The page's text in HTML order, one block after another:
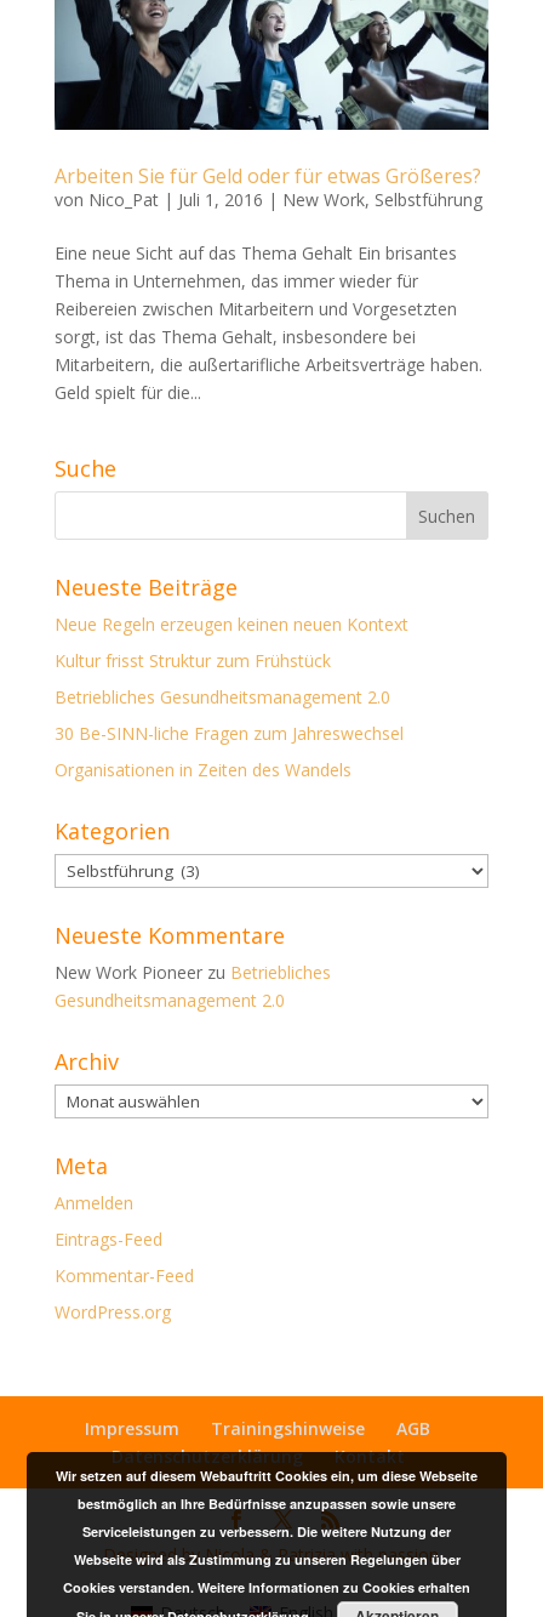
Arbeiten Sie für Geld oder für etwas Größeres?
von Nico_Pat| Juli 1, 2016 | New Work, Selbstführung
Eine neue Sicht auf das Thema Gehalt Ein brisantes
Thema in Unternehmen, das immer wieder für
Reibereien zwischen Mitarbeitern und Vorgesetzten
sorgt, ist das Thema Gehalt, insbesondere bei
Mitarbeitern, die außertarifliche Arbeitsverträge haben.
Geld spielt für die...
Suche
Neueste Beiträge
Neue Regeln erzeugen keinen neuen Kontext
Kultur frisst Struktur zum Frühstück
Betriebliches Gesundheitsmanagement 2.0
30 Be-SINN-liche Fragen zum Jahreswechsel
Organisationen in Zeiten des Wandels
Kategorien
Kategorien
Neueste Kommentare
New Work Pioneerzu Betriebliches
Gesundheitsmanagement 2.0
Archiv
Archiv
Meta
Anmelden
Eintrags-Feed
Kommentar-Feed
WordPress.org
Impressum Trainingshinweise
AGB
Datenschutzerklärung
Kontakt
Designed by Nicola & Patrizia with passion
Deutsch English ( Englisch)
Wir setzen auf diesem Webauftritt Cookies ein, um diese Webseite
bestmöglich an Ihre Bedürfnisse anzupassen sowie unsere
Serviceleistungen zu verbessern. Die weitere Nutzung der
Webseite wird als Zustimmung zu unseren Regelungen über
Cookies verstanden. Weitere Informationen zu Cookies erhalten